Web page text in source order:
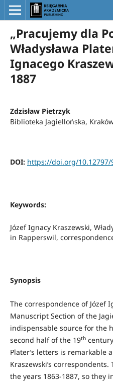
„Pracujemy dla
Władysława
Ignacego
1887
Zdzisław Pietrzyk
Biblioteka Jagiellońska,
DOI: https://doi.org/10.12797/
Keywords:
Józef Ignacy Kraszewski,
in Rapperswil,
Synopsis
The correspondence of Józef
Manuscript Section of the
indispensable source for the
second half of the 19th
Plater’s letters is remarkable
Kraszewski’s
the years 1863-1887, so they